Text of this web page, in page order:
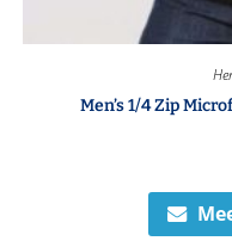
Men’s 1/4 Zip